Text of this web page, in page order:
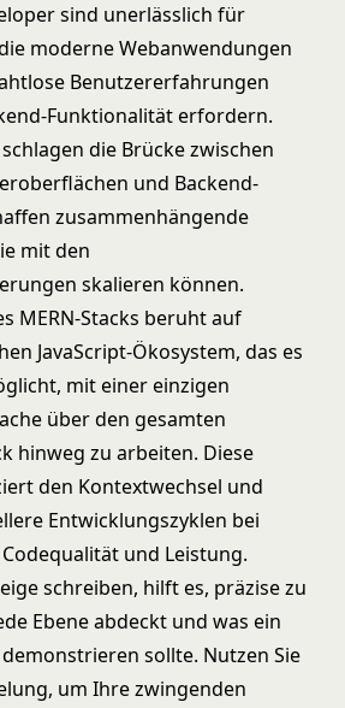
sind unerlässlich für
moderne Webanwendungen
Benutzererfahrungen
Funktionalität erfordern.
die Brücke zwischen
und Backend-
zusammenhängende
mit den
skalieren können.
MERN-Stacks beruht auf
JavaScript-Ökosystem, das es
mit einer einzigen
über den gesamten
hinweg zu arbeiten. Diese
den Kontextwechsel und
Entwicklungszyklen bei
und Leistung.
schreiben, hilft es, präzise zu
Ebene abdeckt und was ein
sollte. Nutzen Sie
um Ihre zwingenden